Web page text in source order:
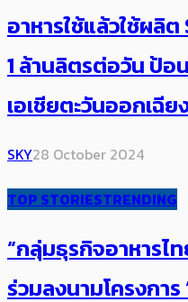
อาหารใช้แล้วใช้ผลิ
1 ล้านลิตรต่อวัน ป้
เอเชียตะวันออกเฉีย
SKY28 October 2024
TOP STORIESTRENDING
“กลุ่มธุรกิจอาหารไ
ร่วมลงนามโครงการ